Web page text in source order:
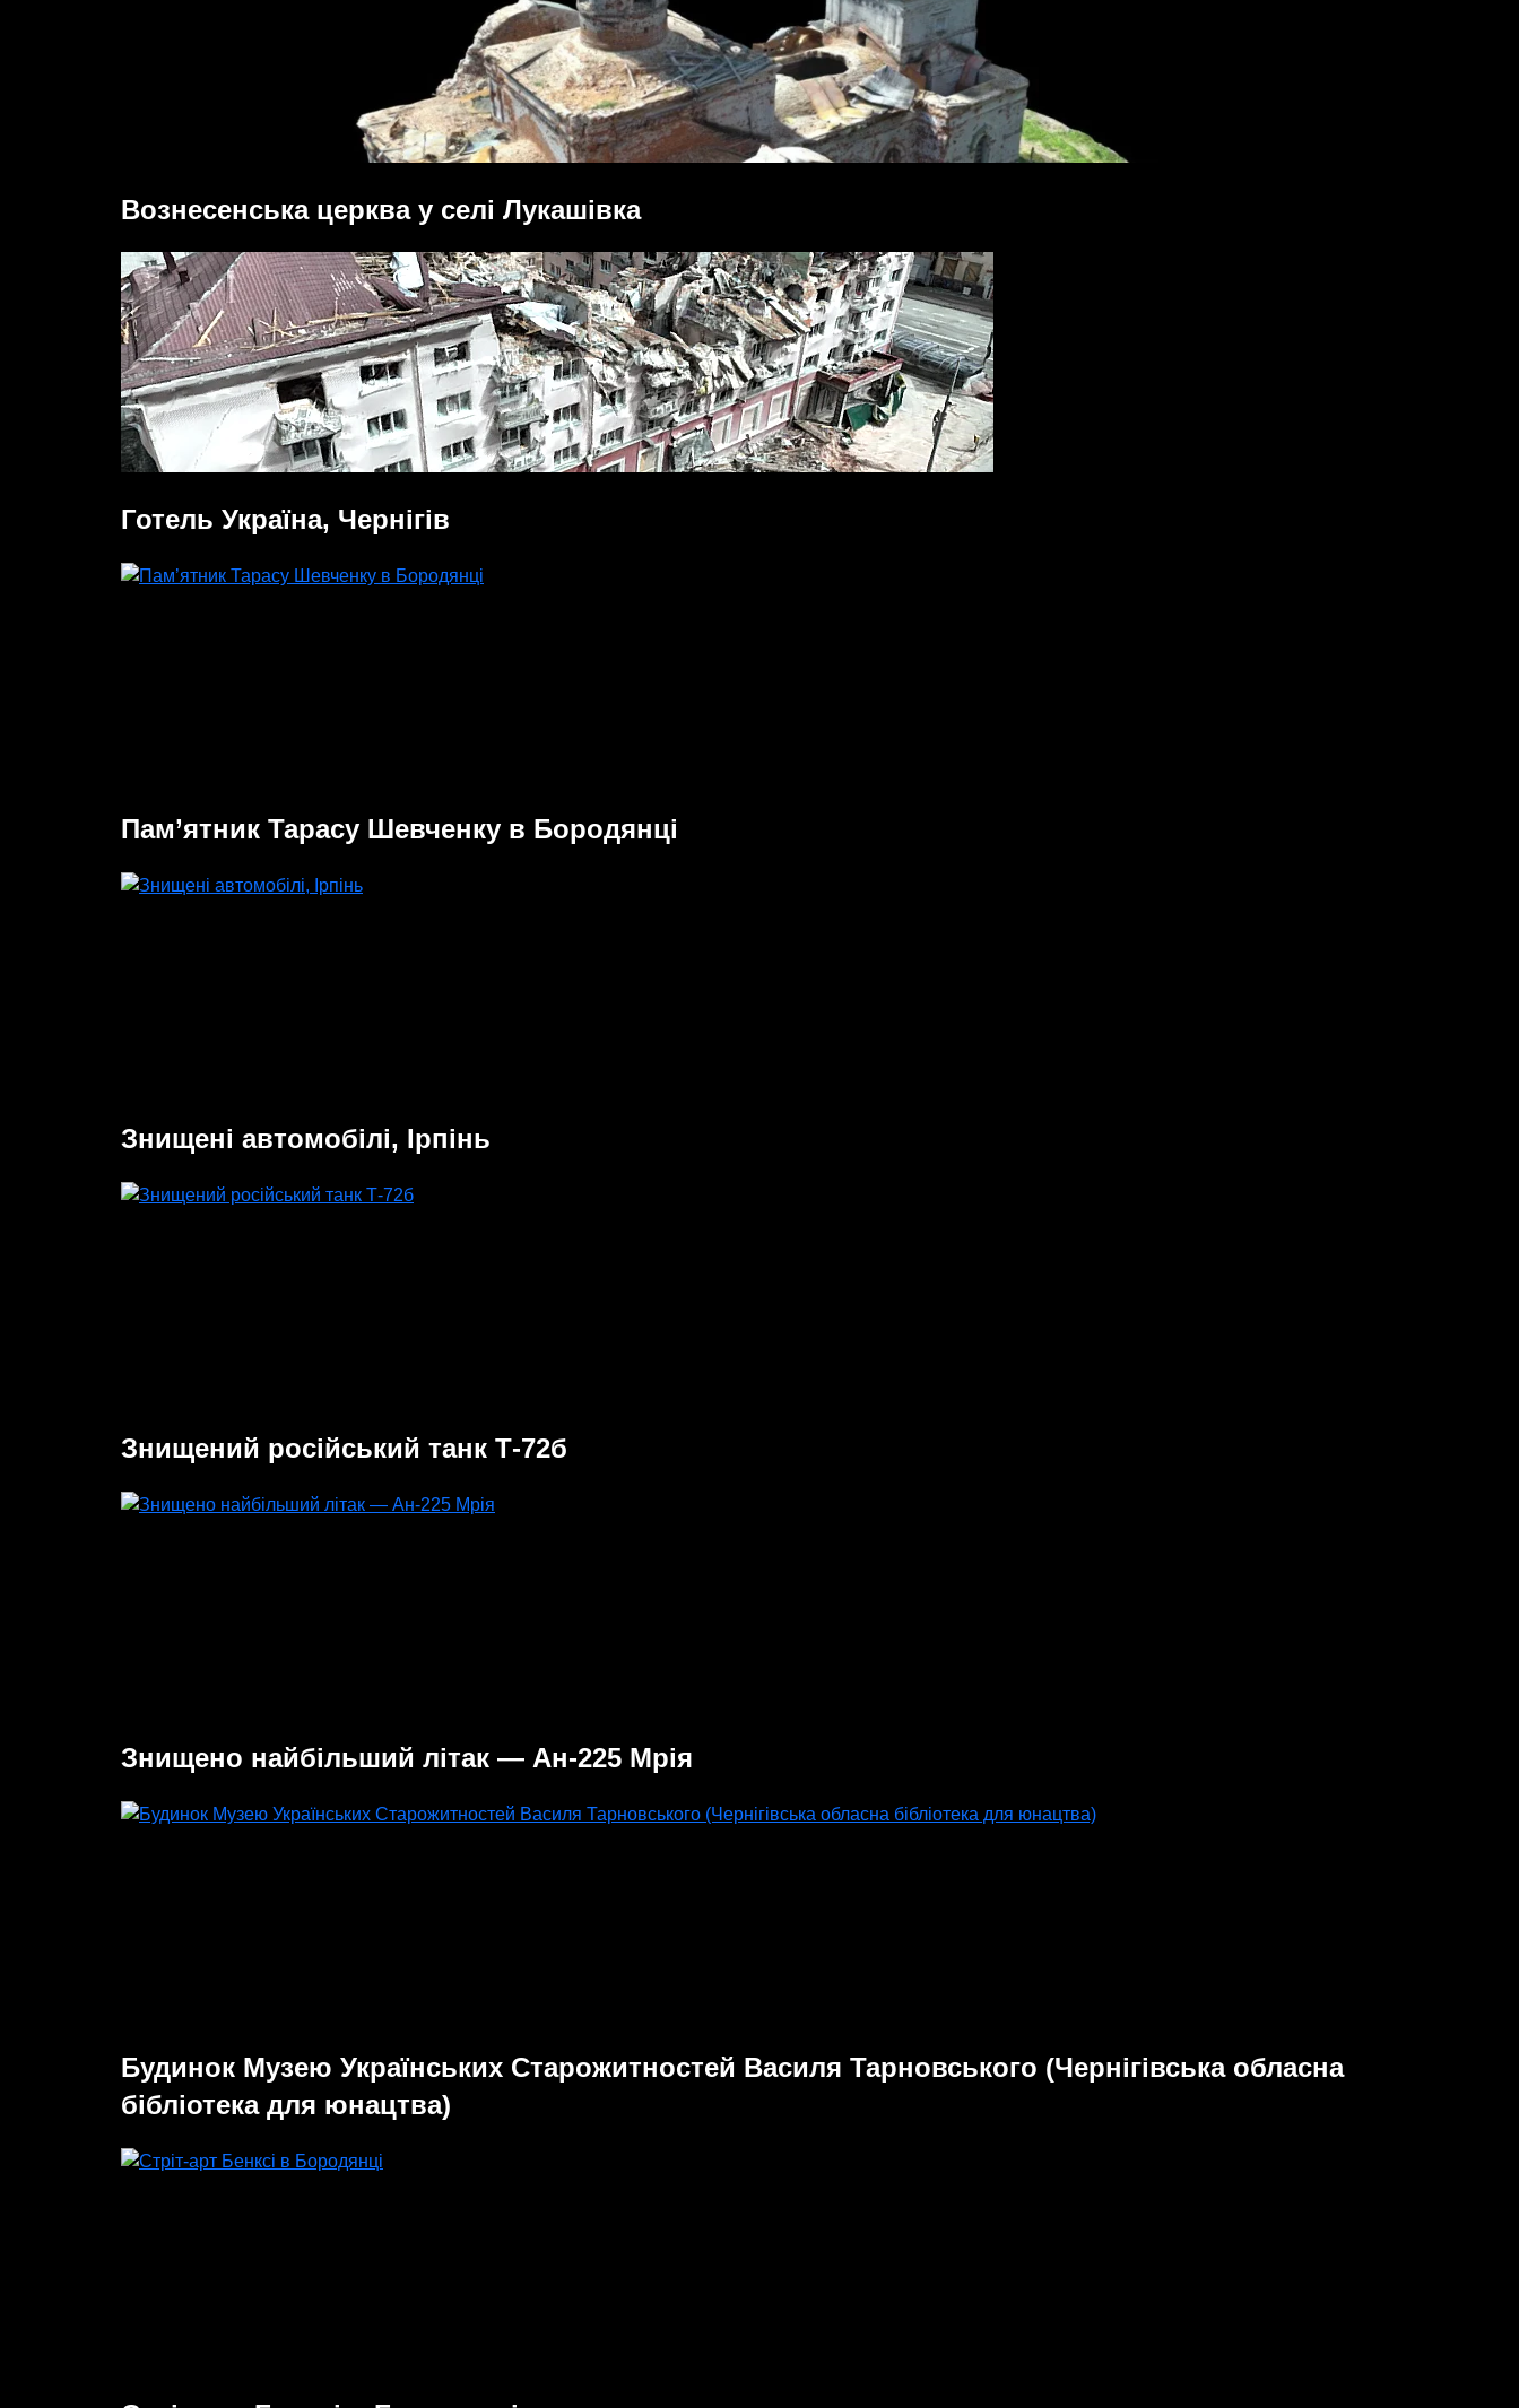
Вознесенська церква у селі Лукашівка
Готель Україна, Чернігів
Пам’ятник Тарасу Шевченку в Бородянці
Знищені автомобілі, Ірпінь
Знищений російський танк Т-72б
Знищено найбільший літак — Ан-225 Мрія
Будинок Музею Українських Старожитностей Василя Тарновського (Чернігівська обласна
бібліотека для юнацтва)